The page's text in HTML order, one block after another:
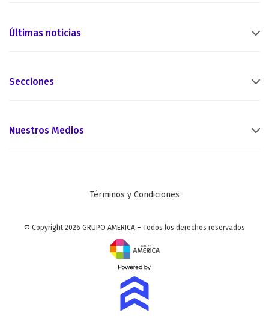
Últimas noticias
Secciones
Nuestros Medios
Términos y Condiciones
© Copyright 2026 GRUPO AMERICA – Todos los derechos reservados